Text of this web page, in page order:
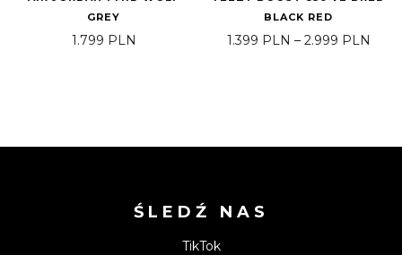
GREY
1.799 PLN
BLACK RED
1.399 PLN – 2.999 PLN
ŚLEDŹ NAS
TikTok